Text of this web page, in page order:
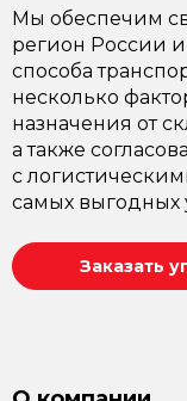
Мы обеспечим
регион России
способа
несколько
назначения от
а также
с
самых выгодных
Заказать